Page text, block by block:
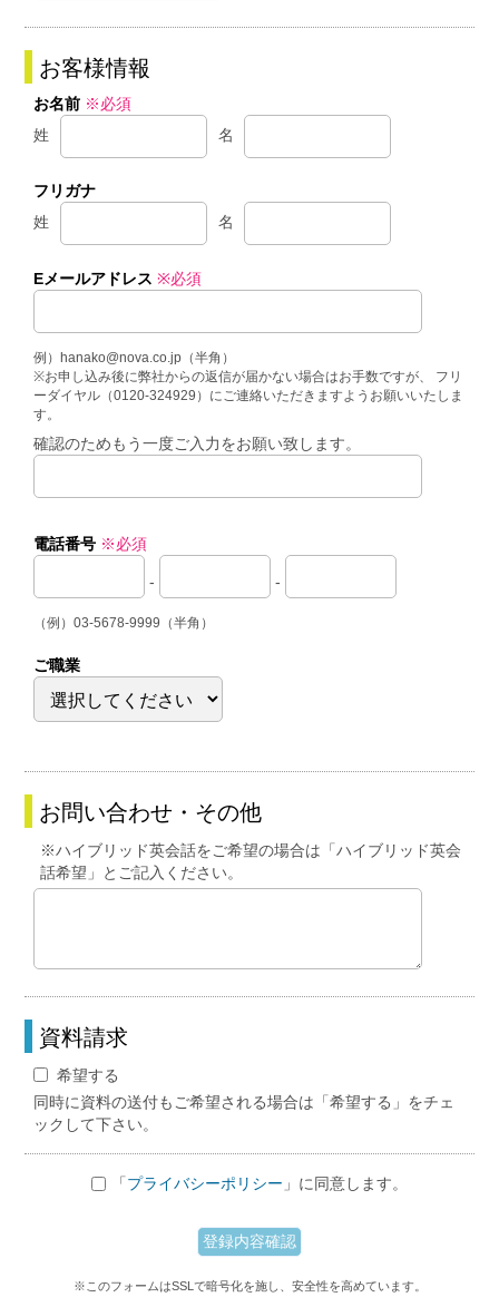
お客様情報
お名前 ※必須
姓
名
フリガナ
姓
名
Eメールアドレス ※必須
例）hanako@nova.co.jp（半角）
※お申し込み後に弊社からの返信が届かない場合はお手数ですが、 フリ
ーダイヤル（0120-324929）にご連絡いただきますようお願いいたしま
す。
確認のためもう一度ご入力をお願い致します。
電話番号 ※必須
- -
（例）03-5678-9999（半角）
ご職業
お問い合わせ・その他
※ハイブリッド英会話をご希望の場合は「ハイブリッド英会
話希望」とご記入ください。
資料請求
希望する
同時に資料の送付もご希望される場合は「希望する」をチェ
ックして下さい。
「 プライバシーポリシー 」に同意します。
※このフォームはSSLで暗号化を施し、安全性を高めています。